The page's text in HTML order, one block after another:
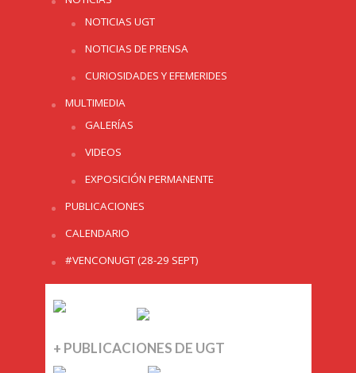
NOTICIAS UGT
NOTICIAS DE PRENSA
CURIOSIDADES Y EFEMERIDES
MULTIMEDIA
GALERÍAS
VIDEOS
EXPOSICIÓN PERMANENTE
PUBLICACIONES
CALENDARIO
#VENCONUGT (28-29 SEPT)
+ PUBLICACIONES DE UGT